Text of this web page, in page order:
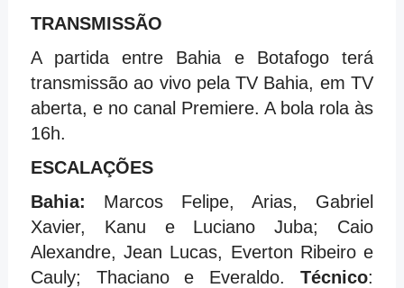
TRANSMISSÃO
A partida entre Bahia e Botafogo terá
transmissão ao vivo pela TV Bahia, em TV
aberta, e no canal Premiere. A bola rola às
16h.
ESCALAÇÕES
Bahia: Marcos Felipe, Arias, Gabriel
Xavier, Kanu e Luciano Juba; Caio
Alexandre, Jean Lucas, Everton Ribeiro e
Cauly; Thaciano e Everaldo.Técnico: